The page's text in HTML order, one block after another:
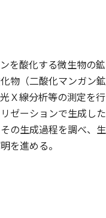
を酸化する微生物の鉱
物（二酸化マンガン鉱
Ｘ線分析等の測定を行
ゼーションで生成した
の生成過程を調べ、生
を進める。